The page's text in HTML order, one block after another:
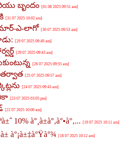
బృందం [01 08 2025 09:51 am]
[31 07 2025 10:02 am]
మార్-ఎ-లాగో [30 07 2025 09:53 am]
[29 07 2025 09:49 am]
[29 07 2025 09:43 am]
[26 07 2025 09:55 am]
తర్వాత [25 07 2025 09:57 am]
[24 07 2025 09:43 am]
[23 07 2025 03:05 pm]
[22 07 2025 10:00 am]
10% à°¸à±à°‚à°•à°‚... [19 07 2025 10:11 am]
à°¡à±‡à°Ÿà°¾ [18 07 2025 10:12 am]